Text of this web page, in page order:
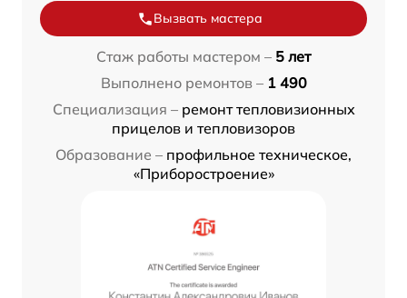
Вызвать мастера
Стаж работы мастером – 5 лет
Выполнено ремонтов – 1 490
Специализация – ремонт тепловизионных
прицелов и тепловизоров
Образование – профильное техническое,
«Приборостроение»